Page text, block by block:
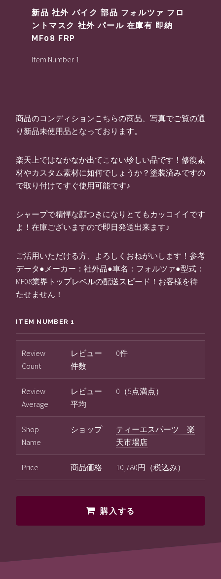
新品 社外 バイク 部品 フォルツァ フロ
ントマスク 社外 パール 在庫有 即納
MF08 FRP
Item Number 1
商品のコンディションこちらの商品、写真でご覧の通
り新品未使用品となっております。
楽天上ではなかなか出てこない珍しい品です！修復素
材やカスタム素材に如何でしょうか？塗装済みですの
で取り付けてすぐ使用可能です♪
シャープで精悍な顔つきになりとてもカッコイイです
よ！在庫ございますので即日発送出来ます♪
ご活用いただける方、よろしくおねがいします！参考
データ●メーカー：社外品●車名：フォルツァ●型式：
MF08業界トップレベルの配送スピード！お客様を待
たせません！
ITEM NUMBER 1
Review
Count
レビュー
件数
0件
Review
Average
レビュー
平均
0（5点満点）
Shop
Name
ショップ
ティーエスパーツ 楽
天市場店
Price 商品価格 10,780円（税込み）
購入する